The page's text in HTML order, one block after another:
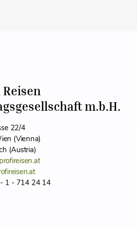
m.b.H.
22/4
(Vienna)
(Austria)
1 - 714 24 14